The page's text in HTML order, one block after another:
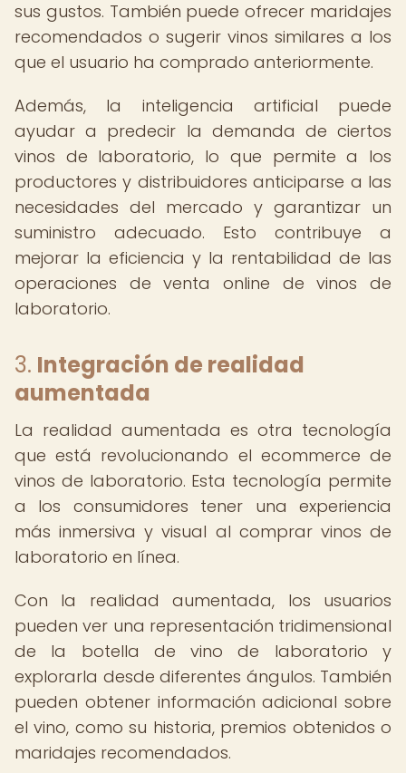
sus gustos. También puede ofrecer maridajes
recomendados o sugerir vinos similares a los
que el usuario ha comprado anteriormente.
Además, la inteligencia artificial puede
ayudar a predecir la demanda de ciertos
vinos de laboratorio, lo que permite a los
productores y distribuidores anticiparse a las
necesidades del mercado y garantizar un
suministro adecuado. Esto contribuye a
mejorar la eficiencia y la rentabilidad de las
operaciones de venta online de vinos de
laboratorio.
3. Integración de realidad
aumentada
La realidad aumentada es otra tecnología
que está revolucionando el ecommerce de
vinos de laboratorio. Esta tecnología permite
a los consumidores tener una experiencia
más inmersiva y visual al comprar vinos de
laboratorio en línea.
Con la realidad aumentada, los usuarios
pueden ver una representación tridimensional
de la botella de vino de laboratorio y
explorarla desde diferentes ángulos. También
pueden obtener información adicional sobre
el vino, como su historia, premios obtenidos o
maridajes recomendados.